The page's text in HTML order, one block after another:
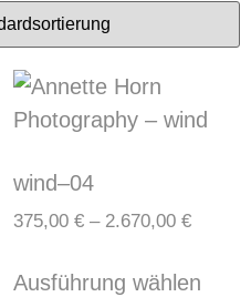
wind–04
375,00 €– 2.670,00 €
Ausführung wählen